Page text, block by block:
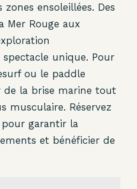
ensoleillées. Des
Mer Rouge aux
unique. Pour
ou le paddle
la brise marine tout
musculaire. Réservez
pour garantir la
et bénéficier de